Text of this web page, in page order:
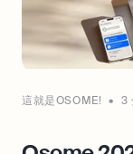
這就是OSOME! 3